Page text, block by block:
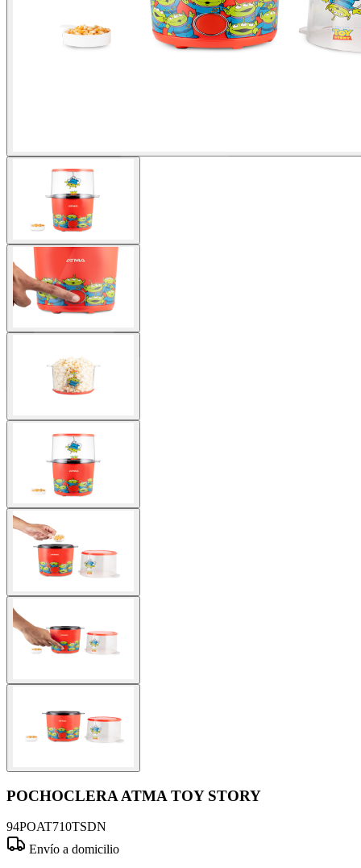
POCHOCLERA ATMA TOY STORY
94POAT710TSDN
Envío a domicilio